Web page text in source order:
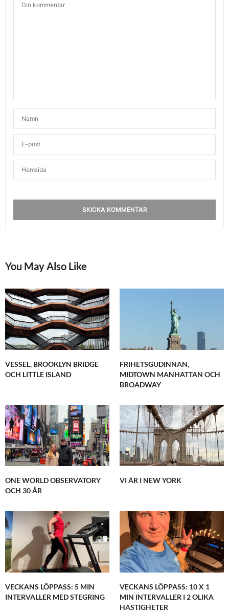
Har du ”bara” träffat en fysioterapeut??
2019-07-28 KL. 16:57
inte att Ikea hade liknande. Ska jag absolut kolla
You May Also Like
VESSEL, BROOKLYN BRIDGE
OCH LITTLE ISLAND
FRIHETSGUDINNAN,
MIDTOWN MANHATTAN OCH
BROADWAY
ONE WORLD OBSERVATORY
OCH 30 ÅR
VI ÄR I NEW YORK
VECKANS LÖPPASS: 5 MIN
INTERVALLER MED STEGRING
VECKANS LÖPPASS: 10 X 1
MIN INTERVALLER I 2 OLIKA
HASTIGHETER